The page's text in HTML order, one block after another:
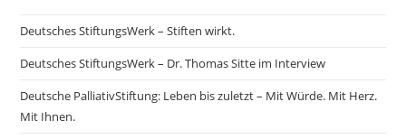
Deutsches StiftungsWerk – Stiften wirkt.
Deutsches StiftungsWerk – Dr. Thomas Sitte im Interview
Deutsche PalliativStiftung: Leben bis zuletzt – Mit Würde. Mit Herz.
Mit Ihnen.